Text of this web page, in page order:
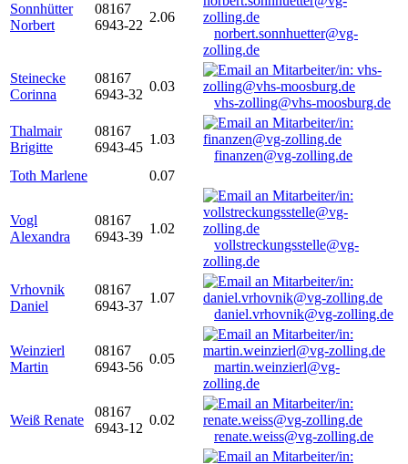
Sonnhütter
Norbert
08167
6943-22
2.06
norbert.sonnhuetter@vg-
zolling.de
Steinecke
Corinna
08167
6943-32
0.03
vhs-zolling@vhs-moosburg.de
Thalmair
Brigitte
08167
6943-45
1.03
finanzen@vg-zolling.de
Toth Marlene
0.07
Vogl
Alexandra
08167
6943-39
1.02
vollstreckungsstelle@vg-
zolling.de
Vrhovnik
Daniel
08167
6943-37
1.07
daniel.vrhovnik@vg-zolling.de
Weinzierl
Martin
08167
6943-56
0.05
martin.weinzierl@vg-
zolling.de
Weiß Renate
08167
6943-12
0.02
renate.weiss@vg-zolling.de